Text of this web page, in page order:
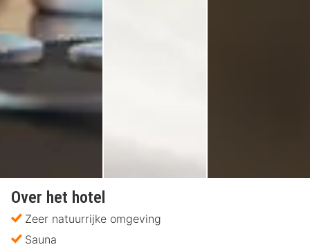
Over het hotel
Zeer natuurrijke omgeving
Sauna